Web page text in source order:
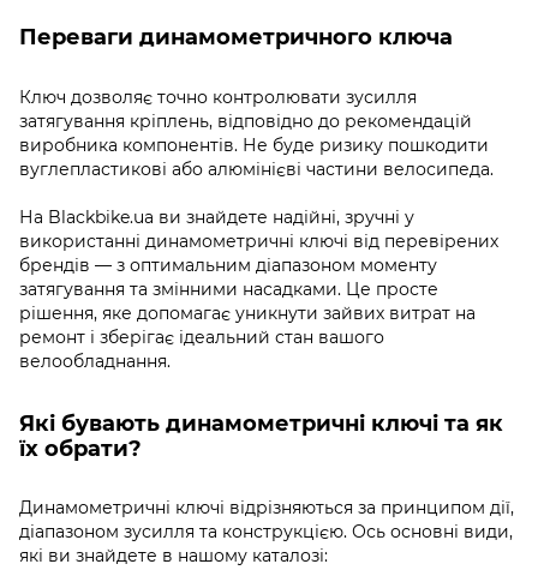
Переваги динамометричного ключа
Ключ дозволяє точно контролювати зусилля
затягування кріплень, відповідно до рекомендацій
виробника компонентів. Не буде ризику пошкодити
вуглепластикові або алюмінієві частини велосипеда.
На Blackbike.ua ви знайдете надійні, зручні у
використанні динамометричні ключі від перевірених
брендів — з оптимальним діапазоном моменту
затягування та змінними насадками. Це просте
рішення, яке допомагає уникнути зайвих витрат на
ремонт і зберігає ідеальний стан вашого
велообладнання.
Які бувають динамометричні ключі та як
їх обрати?
Динамометричні ключі відрізняються за принципом дії,
діапазоном зусилля та конструкцією. Ось основні види,
які ви знайдете в нашому каталозі: